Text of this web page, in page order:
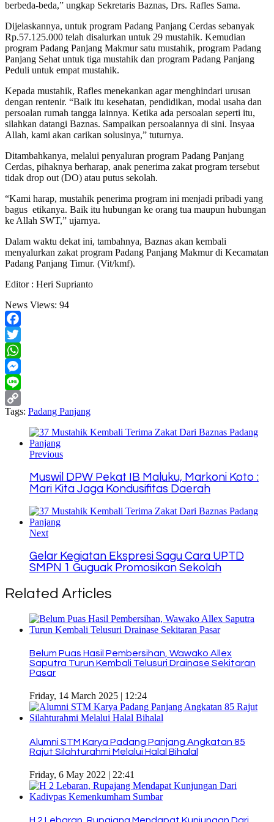
berbeda-beda,” ungkap Sekretaris Baznas, Drs. Rafles Sama.
Dijelaskannya, untuk program Padang Panjang Cerdas sebanyak
Rp.57.125.000 telah disalurkan untuk 29 mustahik. Kemudian
program Padang Panjang Makmur satu mustahik, program Padang
Panjang Sehat untuk tiga mustahik dan program Padang Panjang
Peduli untuk empat mustahik.
Kepada mustahik, Rafles menekankan agar menghindari urusan
dengan rentenir. “Baik itu kesehatan, pendidikan, modal usaha dan
persoalan rumah tangga lainnya. Ketika ada persoalan seperti itu,
silahkan datangi Baznas. Sampaikan persoalannya di sini. Insyaa
Allah, kami akan carikan solusinya,” tuturnya.
Ditambahkanya, melalui penyaluran program Padang Panjang
Cerdas, pihaknya berharap, anak penerima zakat program tersebut
tidak drop out (DO) atau putus sekolah.
“Kami harap, mustahik penerima program ini menjadi pribadi yang
bagus etikanya. Baik itu hubungan ke orang tua maupun hubungan
ke Allah SWT,” ujarnya.
Dalam waktu dekat ini, tambahnya, Baznas akan kembali
menyalurkan zakat program Padang Panjang Makmur di Kecamatan
Padang Panjang Timur. (Vit/kmf).
Editor : Heri Suprianto
News Views: 94
Facebook
Twitter
WhatsApp
Messenger
Line
Copy
Tags: Padang Panjang
Previous
Muswil DPW Pekat IB Maluku, Markoni Koto :
Mari Kita Jaga Kondusifitas Daerah
Next
Gelar Kegiatan Ekspresi Sagu Cara UPTD
SMPN 1 Guguak Promosikan Sekolah
Related Articles
Belum Puas Hasil Pembersihan, Wawako Allex
Saputra Turun Kembali Telusuri Drainase Sekitaran
Pasar
Friday, 14 March 2025 | 12:24
Alumni STM Karya Padang Panjang Angkatan 85
Rajut Silahturahmi Melalui Halal Bihalal
Friday, 6 May 2022 | 22:41